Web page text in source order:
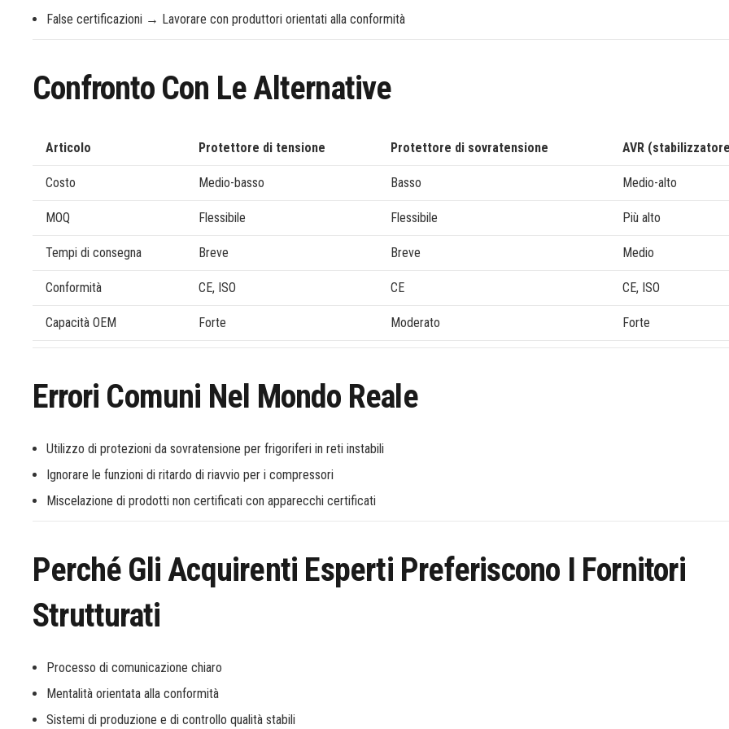
False certificazioni → Lavorare con produttori orientati alla conformità
Confronto Con Le Alternative
Articolo Protettore di tensione Protettore di sovratensione AVR
Costo Medio-basso Basso Medio-alto
MOQ Flessibile Flessibile Più alto
Tempi di consegna Breve Breve Medio
Conformità CE, ISO CE CE, ISO
Capacità OEM Forte Moderato Forte
Errori Comuni Nel Mondo Reale
Utilizzo di protezioni da sovratensione per frigoriferi in reti instabili
Ignorare le funzioni di ritardo di riavvio per i compressori
Miscelazione di prodotti non certificati con apparecchi certificati
Perché Gli Acquirenti Esperti Preferiscono I Fornitori
Strutturati
Processo di comunicazione chiaro
Mentalità orientata alla conformità
Sistemi di produzione e di controllo qualità stabili